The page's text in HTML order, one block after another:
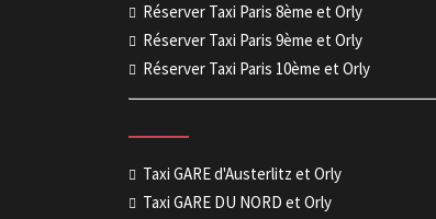
Réserver Taxi Paris 8ème et Orly
Réserver Taxi Paris 9ème et Orly
Réserver Taxi Paris 10ème et Orly
Taxi GARE d'Austerlitz et Orly
Taxi GARE DU NORD et Orly